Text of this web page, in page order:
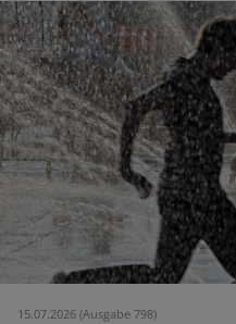
15.07.2026 (Ausgabe 798)